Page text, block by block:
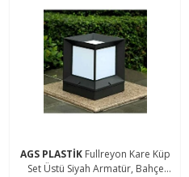
AGS PLASTİK Fullreyon Kare Küp
Set Üstü Siyah Armatür, Bahçe